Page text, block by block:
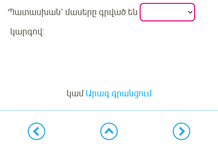
Պատասխան՝ մասերը գրված են
կարգով:
կամԱրագ գրանցում